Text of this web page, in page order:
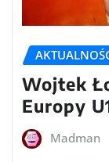
Wojtek
Europy
Madman